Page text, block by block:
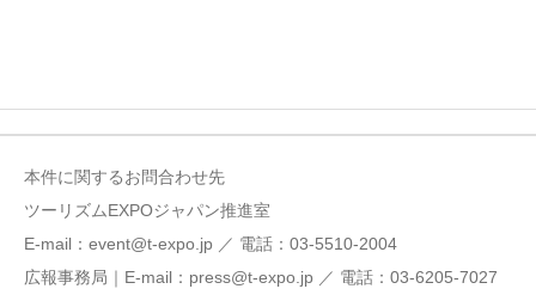
本件に関するお問合わせ先
ツーリズムEXPOジャパン推進室
E-mail：event@t-expo.jp ／ 電話：03-5510-2004
広報事務局｜E-mail：press@t-expo.jp ／ 電話：03-6205-7027